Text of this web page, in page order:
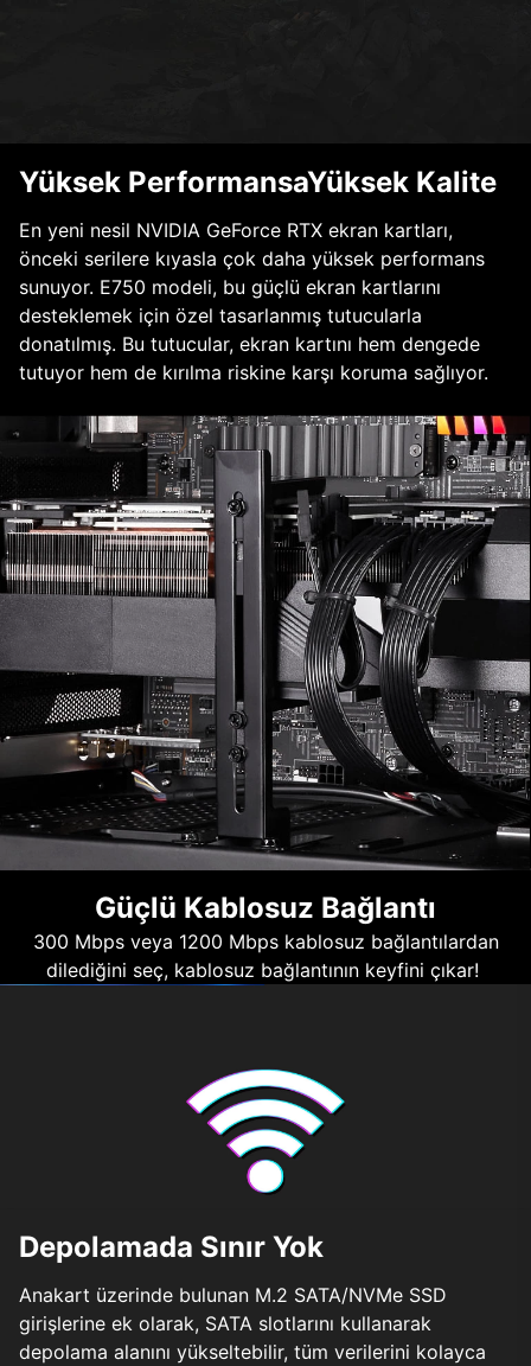
Yüksek PerformansaYüksek Kalite
En yeni nesil NVIDIA GeForce RTX ekran kartları,
önceki serilere kıyasla çok daha yüksek performans
sunuyor. E750 modeli, bu güçlü ekran kartlarını
desteklemek için özel tasarlanmış tutucularla
donatılmış. Bu tutucular, ekran kartını hem dengede
tutuyor hem de kırılma riskine karşı koruma sağlıyor.
Güçlü Kablosuz Bağlantı
300 Mbps veya 1200 Mbps kablosuz bağlantılardan
dilediğini seç, kablosuz bağlantının keyfini çıkar!
Depolamada Sınır Yok
Anakart üzerinde bulunan M.2 SATA/NVMe SSD
girişlerine ek olarak, SATA slotlarını kullanarak
depolama alanını yükseltebilir, tüm verilerini kolayca